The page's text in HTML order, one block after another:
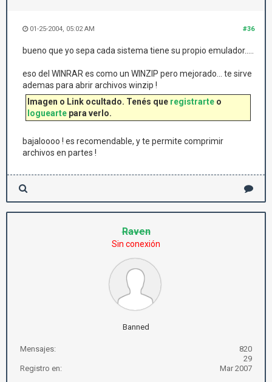
#36
01-25-2004, 05:02 AM
bueno que yo sepa cada sistema tiene su propio emulador.....
eso del WINRAR es como un WINZIP pero mejorado... te sirve
ademas para abrir archivos winzip !
Imagen o Link ocultado. Tenés que registrarte o
loguearte para verlo.
bajaloooo ! es recomendable, y te permite comprimir
archivos en partes !
Raven
Sin conexión
Banned
Mensajes:
820
29
Registro en:
Mar 2007